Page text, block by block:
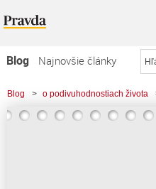
Blog
Najnovšie články
Najčítanejšie články
Najkomentovanejšie články
Blog > o podivuhodnostiach života